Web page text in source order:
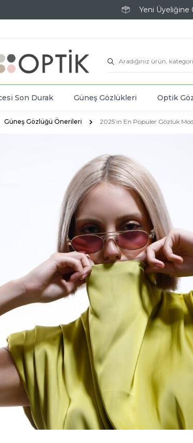
Yeni Üyeliğine
Son Durak Güneş Gözlükleri Optik
Güneş Gözlüğü Önerileri 2025’in En Popüler Gözlük